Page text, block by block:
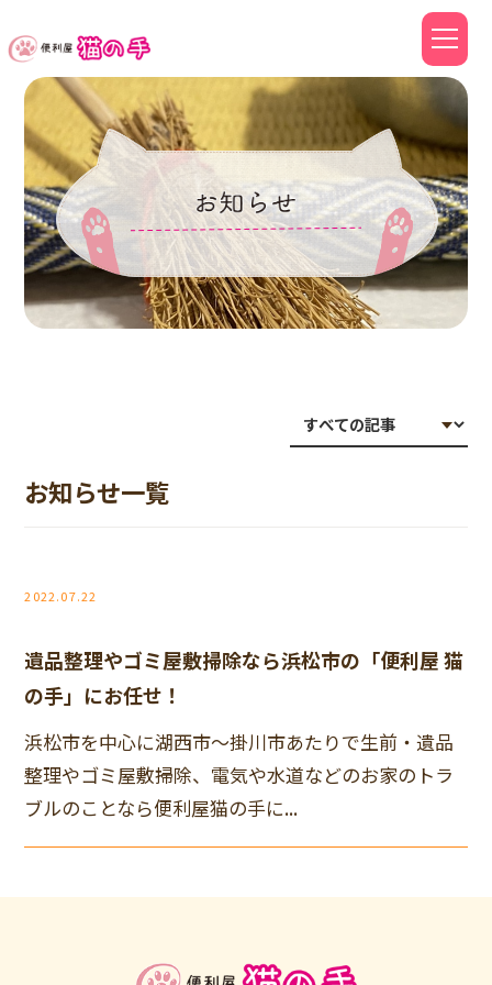
toggle
お知らせ一覧
2022.07.22
遺品整理やゴミ屋敷掃除なら浜松市の「便利屋 猫
の手」にお任せ！
浜松市を中心に湖西市～掛川市あたりで生前・遺品
整理やゴミ屋敷掃除、電気や水道などのお家のトラ
ブルのことなら便利屋猫の手に...